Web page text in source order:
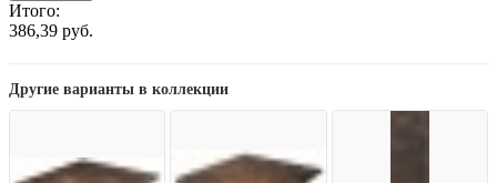
Итого:
386,39 руб.
Другие варианты в коллекции